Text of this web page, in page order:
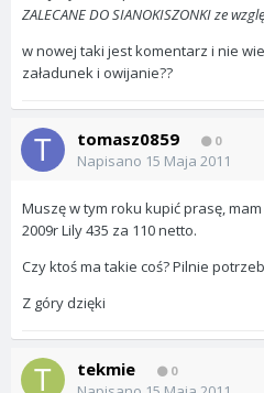
ZALECANE DO SIANOKISZONKI ze
w nowej taki jest komentarz i nie
załadunek i owijanie??
tomasz0859 0
Napisano 15 Maja 2011
Muszę w tym roku kupić prasę,
2009r Lily 435 za 110 netto.
Czy ktoś ma takie coś? Pilnie
Z góry dzięki
tekmie 0